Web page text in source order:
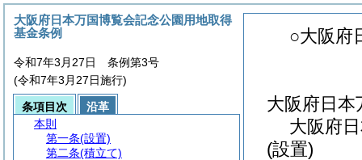
○大阪府
大阪府日
大阪府
(設置)
大阪府日本万国博覧会記念公園用地取得
基金条例
令和7年3月27日 条例第3号
(令和7年3月27日施行)
条項目次
沿革
本則
第一条(設置)
第二条(積立て)